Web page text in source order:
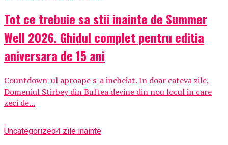
Tot ce trebuie sa stii inainte de Summer
Well 2026. Ghidul complet pentru editia
aniversara de 15 ani
Countdown-ul aproape s-a incheiat. In doar cateva zile,
Domeniul Stirbey din Buftea devine din nou locul in care
zeci de...
Uncategorized4 zile inainte